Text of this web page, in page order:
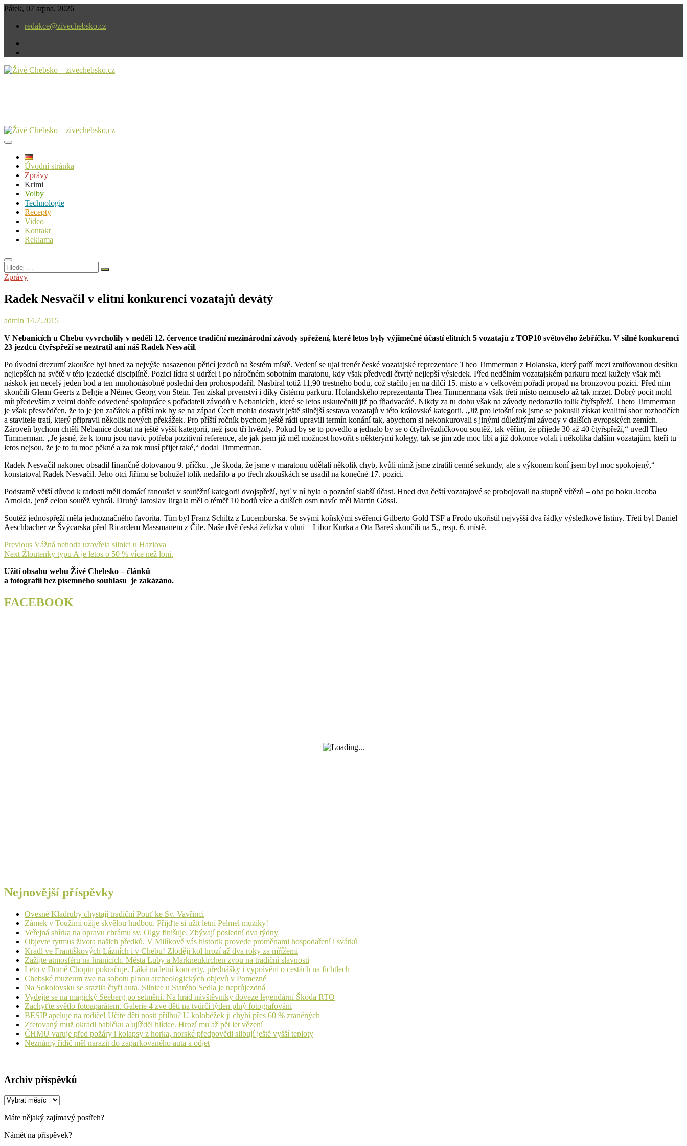
Skip
content
Pátek, 07 srpna, 2026
redakce@zivechebsko.cz
Úvodní stránka
Zprávy
Krimi
Volby
Technologie
Recepty
Video
Kontakt
Reklama
Hledej
…
Zprávy
Radek Nesvačil v elitní konkurenci vozatajů devátý
admin 14.7.2015
V Nebanicích u Chebu vyvrcholily v neděli 12. července tradiční mezinárodní závody spřežení, které letos byly výjimečné účastí elitních 5 vozatajů z TOP10 světového žebříčku. V silné konkurenci
23 jezdců čtyřspřeží se neztratil ani náš Radek Nesvačil.
Po úvodní drezurní zkoušce byl hned za nejvýše nasazenou pěticí jezdců na šestém místě. Vedení se ujal trenér české vozatajské reprezentace Theo Timmerman z Holanska, který patří mezi zmiňovanou desítku
nejlepších na světě v této jezdecké disciplíně. Pozici lídra si udržel i po náročném sobotním maratonu, kdy však předvedl čtvrtý nejlepší výsledek. Před nedělním vozatajském parkuru mezi kužely však měl
náskok jen necelý jeden bod a ten mnohonásobně poslední den prohospodařil. Nasbíral totiž 11,90 trestného bodu, což stačilo jen na dílčí 15. místo a v celkovém pořadí propad na bronzovou pozici. Před ním
skončili Glenn Geerts z Belgie a Němec Georg von Stein. Ten získal prvenství i díky čistému parkuru. Holandského reprezentanta Thea Timmermana však třetí místo nemuselo až tak mrzet. Dobrý pocit mohl
mít především z velmi dobře odvedené spolupráce s pořadateli závodů v Nebanicích, které se letos uskutečnili již po třiadvacáté. Nikdy za tu dobu však na závody nedorazilo tolik čtyřspřeží. Theto Timmerman
je však přesvědčen, že to je jen začátek a příští rok by se na západ Čech mohla dostavit ještě silnější sestava vozatajů v této královské kategorii. „Již pro letošní rok jsme se pokusili získat kvalitní sbor rozhodčích
a stavitele tratí, který připravil několik nových překážek. Pro příští ročník bychom ještě rádi upravili termín konání tak, abychom si nekonkurovali s jinými důležitými závody v dalších evropských zemích.
Zároveň bychom chtěli Nebanice dostat na ještě vyšší kategorii, než jsou tři hvězdy. Pokud by se to povedlo a jednalo by se o čtyřhvězdičkovou soutěž, tak věřím, že přijede 30 až 40 čtyřspřeží,“ uvedl Theo
Timmerman. „Je jasné, že k tomu jsou navíc potřeba pozitivní reference, ale jak jsem již měl možnost hovořit s některými kolegy, tak se jim zde moc líbí a již dokonce volali i několika dalším vozatajům, kteří tu
letos nejsou, že je to tu moc pěkné a za rok musí přijet také,“ dodal Timmerman.
Radek Nesvačil nakonec obsadil finančně dotovanou 9. příčku. „Je škoda, že jsme v maratonu udělali několik chyb, kvůli nimž jsme ztratili cenné sekundy, ale s výkonem koní jsem byl moc spokojený,“
konstatoval Radek Nesvačil. Jeho otci Jiřímu se bohužel tolik nedařilo a po třech zkouškách se usadil na konečné 17. pozici.
Podstatně větší důvod k radosti měli domácí fanoušci v soutěžní kategorii dvojspřeží, byť v ní byla o poznání slabší účast. Hned dva čeští vozatajové se probojovali na stupně vítězů – oba po boku Jacoba
Arnolda, jenž celou soutěž vyhrál. Druhý Jaroslav Jirgala měl o téměř 10 bodů více a dalších osm navíc měl Martin Gössl.
Soutěž jednospřeží měla jednoznačného favorita. Tím byl Franz Schiltz z Lucemburska. Se svými koňskými svěřenci Gilberto Gold TSF a Frodo ukořistil nejvyšší dva řádky výsledkové listiny. Třetí byl Daniel
Aeschbacher ze Švýcarska před Ricardem Massmanem z Čile. Naše dvě česká želízka v ohni – Libor Kurka a Ota Bareš skončili na 5., resp. 6. místě.
Navigace
pro
příspěvek
Previous Previous
post:
Vážná nehoda uzavřela silnici u Hazlova
Next Next
Žloutenky typu A je letos o 50 % více než loni.
Užití obsahu webu Živé Chebsko – článků
a fotografií bez písemného souhlasu je zakázáno.
FACEBOOK
Nejnovější příspěvky
Ovesné Kladruby chystají tradiční Pouť ke Sv. Vavřinci
Zámek v Toužimi ožije skvělou hudbou. Přijďte si užít letní Pelmel muziky!
Veřejná sbírka na opravu chrámu sv. Olgy finišuje. Zbývají poslední dva týdny
Objevte rytmus života našich předků. V Milíkově vás historik provede proměnami hospodaření i svátků
Kradl ve Františkových Lázních i v Chebu! Zloději kol hrozí až dva roky za mřížemi
Zažijte atmosféru na hranicích. Města Luby a Markneukirchen zvou na tradiční slavnosti
Léto v Domě Chopin pokračuje. Láká na letní koncerty, přednášky i vyprávění o cestách na fichtlech
Chebské muzeum zve na sobotu plnou archeologických objevů v Pomezné
Na Sokolovsku se srazila čtyři auta. Silnice u Starého Sedla je neprůjezdná
Vydejte se na magický Seeberg po setmění. Na hrad návštěvníky doveze legendární Škoda RTO
Zachyťte světlo fotoaparátem. Galerie 4 zve děti na tvůrčí týden plný fotografování
BESIP apeluje na rodiče! Učíte děti nosit přilbu? U koloběžek jí chybí přes 60 % zraněných
Zfetovaný muž okradl babičku a ujížděl hlídce. Hrozí mu až pět let vězení
ČHMÚ varuje před požáry i kolapsy z horka, norské předpovědi slibují ještě vyšší teploty
Neznámý řidič měl narazit do zaparkovaného auta a odjet
Archiv příspěvků
Archiv
Máte nějaký zajímavý postřeh?
Námět na příspěvek?